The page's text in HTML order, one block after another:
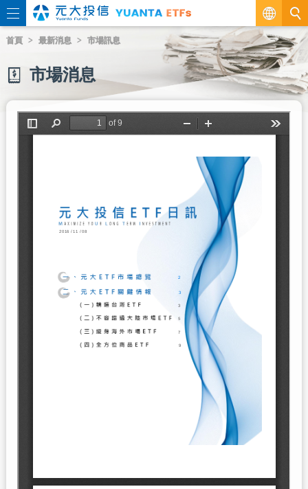
繁
EN
首頁 最新消息 市場訊息
市場消息